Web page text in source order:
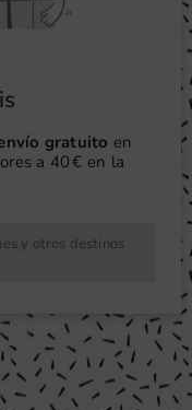
gratuito en
a 40 € en la
y otros destinos